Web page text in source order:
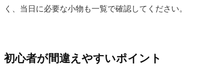
く、当日に必要な小物も一覧で確認してください。
初心者が間違えやすいポイント